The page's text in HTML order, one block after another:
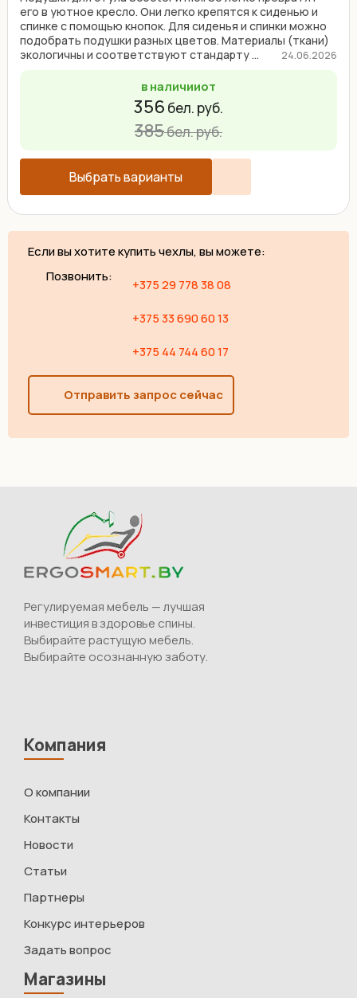
его в уютное кресло. Они легко крепятся к сиденью и
спинке с помощью кнопок. Для сиденья и спинки можно
подобрать подушки разных цветов. Материалы (ткани)
экологичны и соответствуют стандарту ...
24.06.2026
в наличииот
356 бел. руб.
385бел. руб.
Выбрать варианты
Если вы хотите купить чехлы, вы можете:
Позвонить:
+375 29 778 38 08
+375 33 690 60 13
+375 44 744 60 17
Отправить запрос сейчас
Регулируемая мебель — лучшая
инвестиция в здоровье спины.
Выбирайте растущую мебель.
Выбирайте осознанную заботу.
Компания
О компании
Контакты
Новости
Статьи
Партнеры
Конкурс интерьеров
Задать вопрос
Магазины